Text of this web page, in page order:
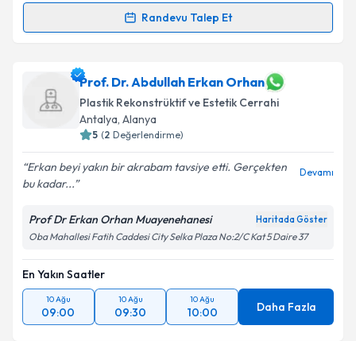
Randevu Talep Et
Randevu Takvimi Talebi
Op. Dr. Deniz Özgür Sucuiçin randevu takvimi
talebi oluşturun. Size bu uzmandan randevu almanız
için bir takvim hazırlandığında e-posta ile
bilgilendireceğiz.
E-posta Adresiniz
Kişisel verilerimin işlenmesine ilişkinAydınlatma
kapsamda işlenmesini kabul ediyorum.
Takvim Talebini Gönder
Prof. Dr. Abdullah Erkan Orhan
Plastik Rekonstrüktif ve Estetik Cerrahi
Antalya, Alanya
5 (2 Değerlendirme)
Erkan beyi yakın bir akrabam tavsiye etti. Gerçekten
bu kadar...
Devamı
Prof Dr Erkan Orhan Muayenehanesi Haritada Göster
Oba Mahallesi Fatih Caddesi City Selka Plaza No:2/C Kat 5 Daire 37
En Yakın Saatler
10 Ağu
09:00
10 Ağu
09:30
10 Ağu
10:00 Daha Fazla